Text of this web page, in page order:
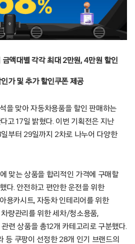
액대별 각각 최대 2만원, 4만원 할인
가 및 추가 할인쿠폰 제공
을 맞아 자동차용품을 할인 판매하는
고 17일 밝혔다. 이번 기획전은 지난
부터 29일까지 2차로 나누어 다양한
맞는 상품을 합리적인 가격에 구매할
다. 안전하고 편안한 운전을 위한
용카시트, 자동차 인테리어를 위한
량관리를 위한 세차/청소용품,
련 상품을 총12개 카테고리로 구분했다.
등 쿠팡이 선정한 28개 인기 브랜드의